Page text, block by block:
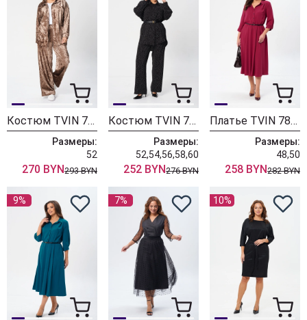
Костюм TVIN 7836 капучино
Размеры:
52
270 BYN293 BYN
Костюм TVIN 7804
Размеры:
52,54,56,58,60
252 BYN276 BYN
Платье TVIN 7882 малиновый
Размеры:
48,50
258 BYN282 BYN
9% 7% 10%